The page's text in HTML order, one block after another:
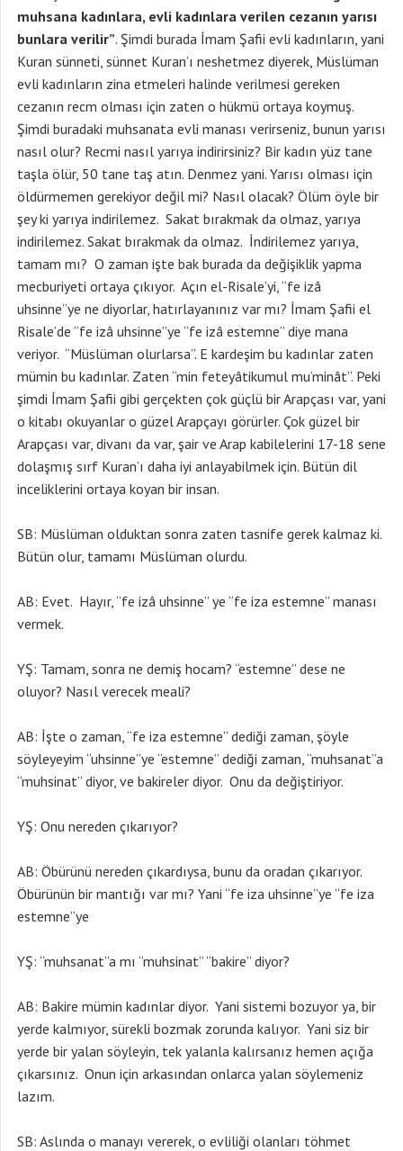
muhsana kadınlara, evli kadınlara verilen cezanın yarısı
bunlara verilir”. Şimdi burada İmam Şafii evli kadınların, yani
Kuran sünneti, sünnet Kuran’ı neshetmez diyerek, Müslüman
evli kadınların zina etmeleri halinde verilmesi gereken
cezanın recm olması için zaten o hükmü ortaya koymuş.
Şimdi buradaki muhsanata evli manası verirseniz, bunun yarısı
nasıl olur? Recmi nasıl yarıya indirirsiniz? Bir kadın yüz tane
taşla ölür, 50 tane taş atın. Denmez yani. Yarısı olması için
öldürmemen gerekiyor değil mi? Nasıl olacak? Ölüm öyle bir
şey ki yarıya indirilemez. Sakat bırakmak da olmaz, yarıya
indirilemez. Sakat bırakmak da olmaz. İndirilemez yarıya,
tamam mı? O zaman işte bak burada da değişiklik yapma
mecburiyeti ortaya çıkıyor. Açın el-Risale’yi, “fe izâ
uhsinne”ye ne diyorlar, hatırlayanınız var mı? İmam Şafii el
Risale’de “fe izâ uhsinne”ye “fe izâ estemne” diye mana
veriyor. “Müslüman olurlarsa”. E kardeşim bu kadınlar zaten
mümin bu kadınlar. Zaten “min feteyâtikumul mu’minât”. Peki
şimdi İmam Şafii gibi gerçekten çok güçlü bir Arapçası var, yani
o kitabı okuyanlar o güzel Arapçayı görürler. Çok güzel bir
Arapçası var, divanı da var, şair ve Arap kabilelerini 17-18 sene
dolaşmış sırf Kuran’ı daha iyi anlayabilmek için. Bütün dil
inceliklerini ortaya koyan bir insan.
SB: Müslüman olduktan sonra zaten tasnife gerek kalmaz ki.
Bütün olur, tamamı Müslüman olurdu.
AB: Evet. Hayır, “fe izâ uhsinne” ye “fe iza estemne” manası
vermek.
YŞ: Tamam, sonra ne demiş hocam? “estemne” dese ne
oluyor? Nasıl verecek meali?
AB: İşte o zaman, “fe iza estemne” dediği zaman, şöyle
söyleyeyim “uhsinne”ye “estemne” dediği zaman, “muhsanat”a
“muhsinat” diyor, ve bakireler diyor. Onu da değiştiriyor.
YŞ: Onu nereden çıkarıyor?
AB: Öbürünü nereden çıkardıysa, bunu da oradan çıkarıyor.
Öbürünün bir mantığı var mı? Yani “fe iza uhsinne”ye “fe iza
estemne”ye
YŞ: “muhsanat”a mı “muhsinat” “bakire” diyor?
AB: Bakire mümin kadınlar diyor. Yani sistemi bozuyor ya, bir
yerde kalmıyor, sürekli bozmak zorunda kalıyor. Yani siz bir
yerde bir yalan söyleyin, tek yalanla kalırsanız hemen açığa
çıkarsınız. Onun için arkasından onlarca yalan söylemeniz
lazım.
SB: Aslında o manayı vererek, o evliliği olanları töhmet